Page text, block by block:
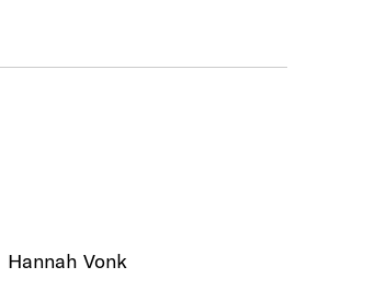
Hannah Vonk